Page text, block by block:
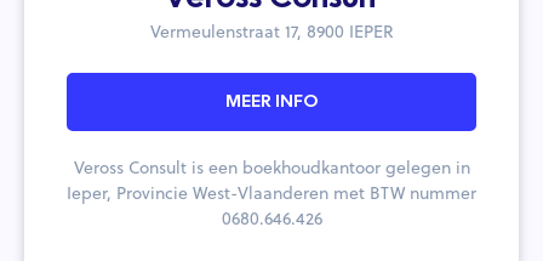
Vermeulenstraat 17, 8900 IEPER
MEER INFO
Veross Consult is een boekhoudkantoor gelegen in
Ieper, Provincie West-Vlaanderen met BTW nummer
0680.646.426